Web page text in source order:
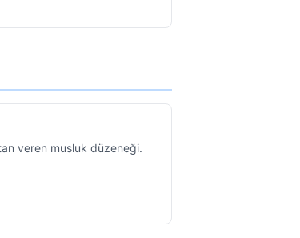
veren musluk düzeneği.